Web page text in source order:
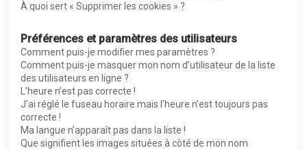
À quoi sert « Supprimer les cookies » ?
Préférences et paramètres des utilisateurs
Comment puis-je modifier mes paramètres ?
Comment puis-je masquer mon nom d’utilisateur de la liste
des utilisateurs en ligne ?
L’heure n’est pas correcte !
J’ai réglé le fuseau horaire mais l’heure n’est toujours pas
correcte !
Ma langue n’apparaît pas dans la liste !
Que signifient les images situées à côté de mon nom